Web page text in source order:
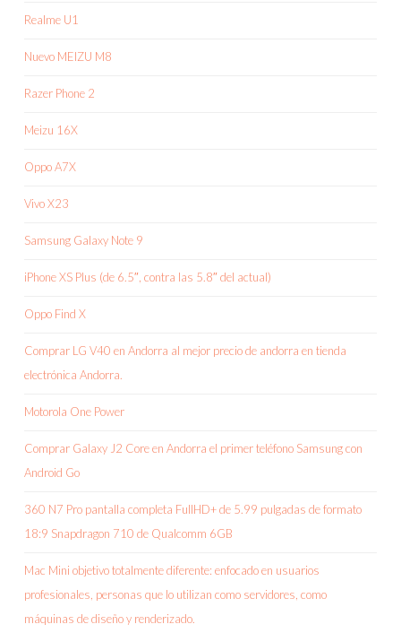
Realme U1
Nuevo MEIZU M8
Razer Phone 2
Meizu 16X
Oppo A7X
Vivo X23
Samsung Galaxy Note 9
iPhone XS Plus (de 6.5″, contra las 5.8″ del actual)
Oppo Find X
Comprar LG V40 en Andorra al mejor precio de andorra en tienda
electrónica Andorra.
Motorola One Power
Comprar Galaxy J2 Core en Andorra el primer teléfono Samsung con
Android Go
360 N7 Pro pantalla completa FullHD+ de 5.99 pulgadas de formato
18:9 Snapdragon 710 de Qualcomm 6GB
Mac Mini objetivo totalmente diferente: enfocado en usuarios
profesionales, personas que lo utilizan como servidores, como
máquinas de diseño y renderizado.